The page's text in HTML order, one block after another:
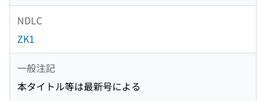
NDLC
ZK1
一般注記
本タイトル等は最新号による